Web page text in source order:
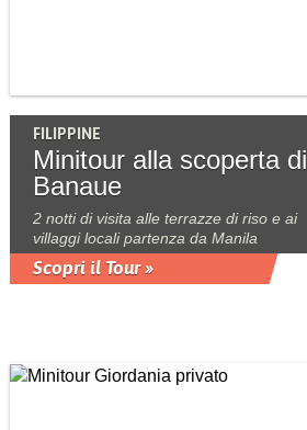
FILIPPINE
Minitour alla scoperta di
Banaue
2 notti di visita alle terrazze di riso e ai
villaggi locali partenza da Manila
Scopri il Tour »